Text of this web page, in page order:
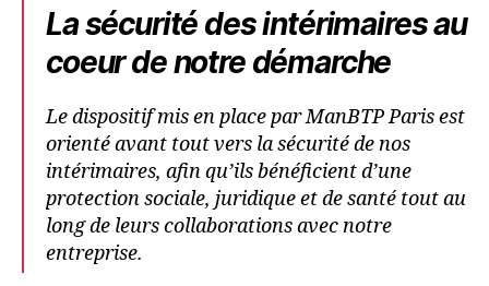
La sécurité des intérimaires au
coeur de notre démarche
Le dispositif mis en place par ManBTP Paris est
orienté avant tout vers la sécurité de nos
intérimaires, afin qu’ils bénéficient d’une
protection sociale, juridique et de santé tout au
long de leurs collaborations avec notre
entreprise.